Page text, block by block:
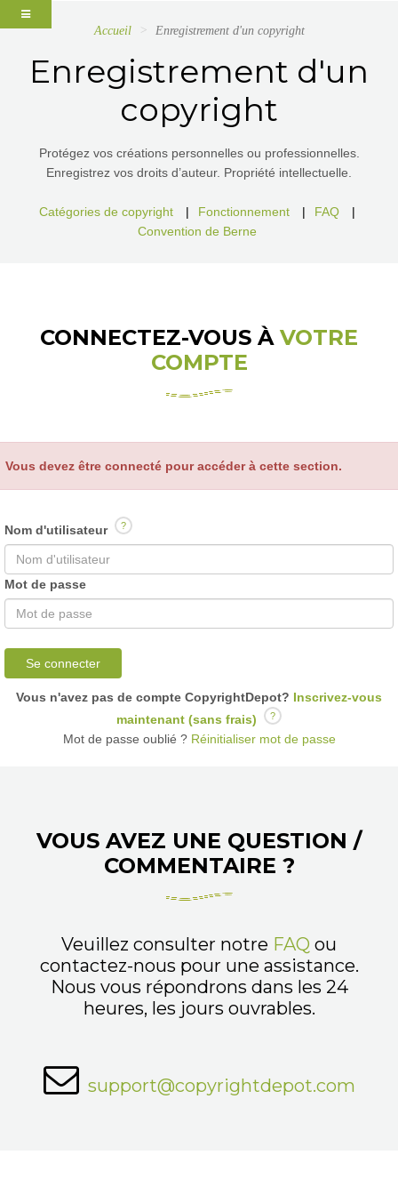
Accueil Enregistrement d'un copyright
Enregistrement d'un
copyright
Protégez vos créations personnelles ou professionnelles.
Enregistrez vos droits d’auteur. Propriété intellectuelle.
Catégories de copyright | Fonctionnement | FAQ
|
Convention de Berne
CONNECTEZ-VOUS À VOTRE
COMPTE
Vous devez être connecté pour accéder à cette section.
Nom d'utilisateur ?
Mot de passe
Se connecter
Vous n'avez pas de compte CopyrightDepot? Inscrivez-vous
maintenant (sans frais)
?
Mot de passe oublié ?Réinitialiser mot de passe
VOUS AVEZ UNE QUESTION /
COMMENTAIRE ?
Veuillez consulter notre FAQ ou
contactez-nous pour une assistance.
Nous vous répondrons dans les 24
heures, les jours ouvrables.
support@copyrightdepot.com